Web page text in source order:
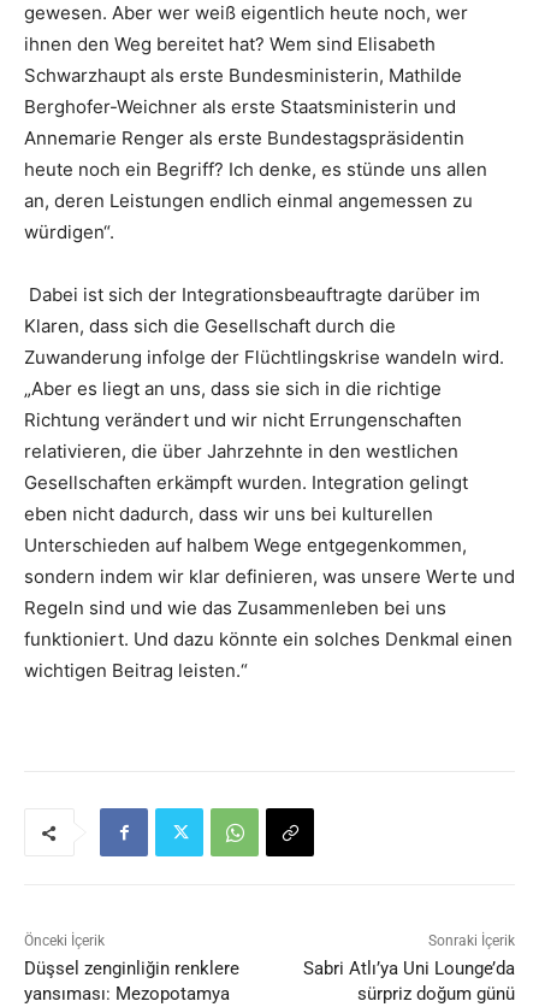
gewesen. Aber wer weiß eigentlich heute noch, wer
ihnen den Weg bereitet hat? Wem sind Elisabeth
Schwarzhaupt als erste Bundesministerin, Mathilde
Berghofer-Weichner als erste Staatsministerin und
Annemarie Renger als erste Bundestagspräsidentin
heute noch ein Begriff? Ich denke, es stünde uns allen
an, deren Leistungen endlich einmal angemessen zu
würdigen“.
Dabei ist sich der Integrationsbeauftragte darüber im
Klaren, dass sich die Gesellschaft durch die
Zuwanderung infolge der Flüchtlingskrise wandeln wird.
„Aber es liegt an uns, dass sie sich in die richtige
Richtung verändert und wir nicht Errungenschaften
relativieren, die über Jahrzehnte in den westlichen
Gesellschaften erkämpft wurden. Integration gelingt
eben nicht dadurch, dass wir uns bei kulturellen
Unterschieden auf halbem Wege entgegenkommen,
sondern indem wir klar definieren, was unsere Werte und
Regeln sind und wie das Zusammenleben bei uns
funktioniert. Und dazu könnte ein solches Denkmal einen
wichtigen Beitrag leisten.“
Önceki İçerik
Düşsel zenginliğin renklere
yansıması: Mezopotamya
Sonraki İçerik
Sabri Atlı’ya Uni Lounge’da
sürpriz doğum günü